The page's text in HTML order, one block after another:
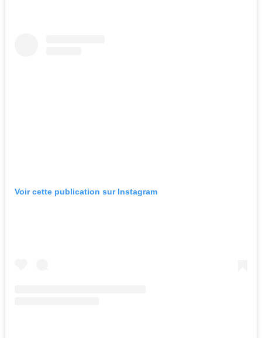
Voir cette publication sur Instagram